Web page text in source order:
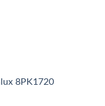
8PK1720